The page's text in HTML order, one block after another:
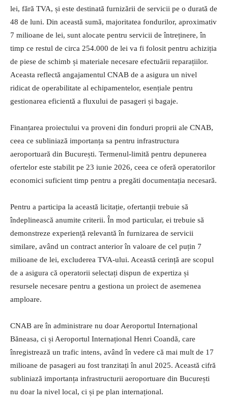
lei, fără TVA, și este destinată furnizării de servicii pe o durată de
48 de luni. Din această sumă, majoritatea fondurilor, aproximativ
7 milioane de lei, sunt alocate pentru servicii de întreținere, în
timp ce restul de circa 254.000 de lei va fi folosit pentru achiziția
de piese de schimb și materiale necesare efectuării reparațiilor.
Aceasta reflectă angajamentul CNAB de a asigura un nivel
ridicat de operabilitate al echipamentelor, esențiale pentru
gestionarea eficientă a fluxului de pasageri și bagaje.
Finanțarea proiectului va proveni din fonduri proprii ale CNAB,
ceea ce subliniază importanța sa pentru infrastructura
aeroportuară din București. Termenul-limită pentru depunerea
ofertelor este stabilit pe 23 iunie 2026, ceea ce oferă operatorilor
economici suficient timp pentru a pregăti documentația necesară.
Pentru a participa la această licitație, ofertanții trebuie să
îndeplinească anumite criterii. În mod particular, ei trebuie să
demonstreze experiență relevantă în furnizarea de servicii
similare, având un contract anterior în valoare de cel puțin 7
milioane de lei, excluderea TVA-ului. Această cerință are scopul
de a asigura că operatorii selectați dispun de expertiza și
resursele necesare pentru a gestiona un proiect de asemenea
amploare.
CNAB are în administrare nu doar Aeroportul Internațional
Băneasa, ci și Aeroportul Internațional Henri Coandă, care
înregistrează un trafic intens, având în vedere că mai mult de 17
milioane de pasageri au fost tranzitați în anul 2025. Această cifră
subliniază importanța infrastructurii aeroportuare din București
nu doar la nivel local, ci și pe plan internațional.